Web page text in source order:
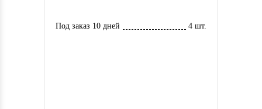
Под заказ 10 дней 4 шт.